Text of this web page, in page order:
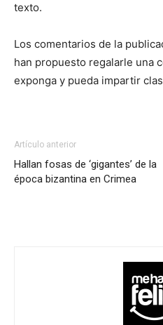
texto.
Los comentarios de la
han propuesto regalarle una
exponga y pueda impartir
Artículo anterior
Hallan fosas de ‘gigantes’ de la
época bizantina en Crimea